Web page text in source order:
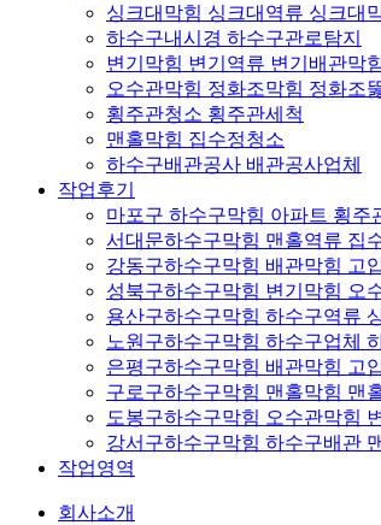
싱크대막힘 싱크대역류 싱크대
하수구내시경 하수구관로탐지
변기막힘 변기역류 변기배관막
오수관막힘 정화조막힘 정화조
횡주관청소 횡주관세척
맨홀막힘 집수정청소
하수구배관공사 배관공사업체
작업후기
마포구 하수구막힘 아파트 횡주
서대문하수구막힘 맨홀역류 집
강동구하수구막힘 배관막힘 고
성북구하수구막힘 변기막힘 오
용산구하수구막힘 하수구역류
노원구하수구막힘 하수구업체
은평구하수구막힘 배관막힘 고
구로구하수구막힘 맨홀막힘 맨
도봉구하수구막힘 오수관막힘
강서구하수구막힘 하수구배관
작업영역
회사소개